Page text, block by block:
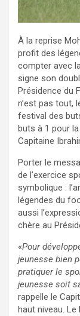
À la reprise
profit des
compter avec
signe son
Présidence du
n’est pas tout,
festival des
buts à 1 pour
Capitaine
Porter le
de l’exercice
symbolique :
légendes du
aussi
chère au
«Pour
jeunesse bien
pratiquer le
jeunesse soit
rappelle le
haut niveau.